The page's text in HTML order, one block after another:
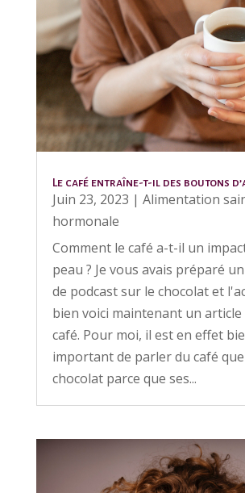
Le café entraîne-t-il des boutons
Juin 23, 2023 | Alimentation
hormonale
Comment le café a-t-il un
peau ? Je vous avais préparé
de podcast sur le chocolat et
bien voici maintenant un article
café. Pour moi, il est en effet
important de parler du café
chocolat parce que ses...